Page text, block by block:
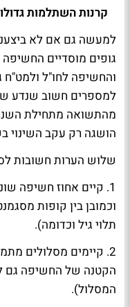
קרנות השתלמות
למעשה גם אם לא
גופים מוסדיים
והחשיפה לחו"ל ולמט"ח
מהתשואה מתחילת
הושגה רק עקב השינוי
שלוש הערות חשובות
1. קיים אחוז חשיפה
וכמובן בין קופות
תלוי גיל וכדומה).
2. קיימים מסלולים
הקטנה של החשיפה גם
המסלול).